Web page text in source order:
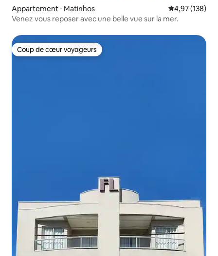
Appartement ⋅ Matinhos Évaluation
4,97 (138)
Venez vous reposer avec une belle vue sur la mer.
Coup de cœur voyageurs
Coup de cœur voyageurs